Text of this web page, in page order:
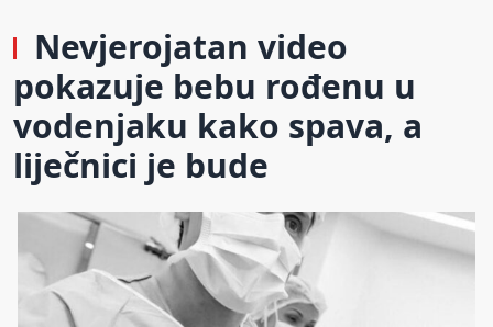
Nevjerojatan video
pokazuje bebu rođenu u
vodenjaku kako spava, a
liječnici je bude